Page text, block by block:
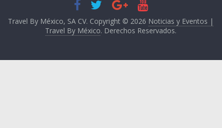
Travel By México, SA CV. Copyright © 2026 Noticias y Eventos |
Travel By México. Derechos Reservados.